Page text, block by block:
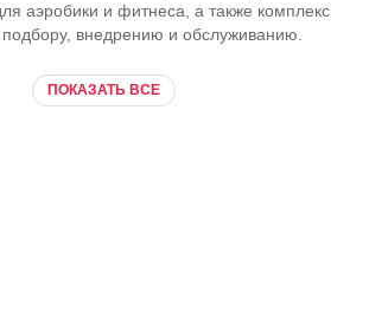
аэробики и фитнеса, а также комплекс
подбору, внедрению и обслуживанию.
ПОКАЗАТЬ ВСЕ